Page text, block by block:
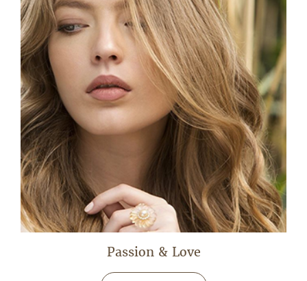
Passion & Love